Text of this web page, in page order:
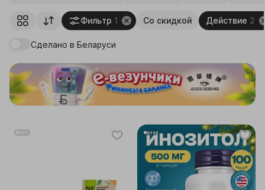
Фильтр 1 Со скидкой Действие 2
Сделано в Беларуси